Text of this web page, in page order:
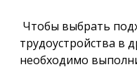
Чтобы выбрать
трудоустройства в
необходимо